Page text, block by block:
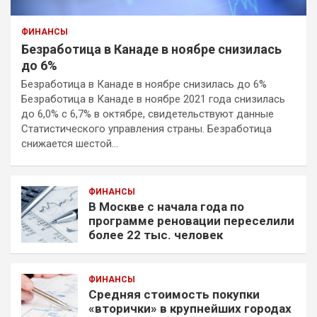
ФИНАНСЫ
Безработица в Канаде в ноябре снизилась
до 6%
Безработица в Канаде в ноябре снизилась до 6%
Безработица в Канаде в ноябре 2021 года снизилась
до 6,0% с 6,7% в октябре, свидетельствуют данные
Статистического управления страны. Безработица
снижается шестой…
ФИНАНСЫ
В Москве с начала года по
программе реновации переселили
более 22 тыс. человек
ФИНАНСЫ
Средняя стоимость покупки
«вторички» в крупнейших городах